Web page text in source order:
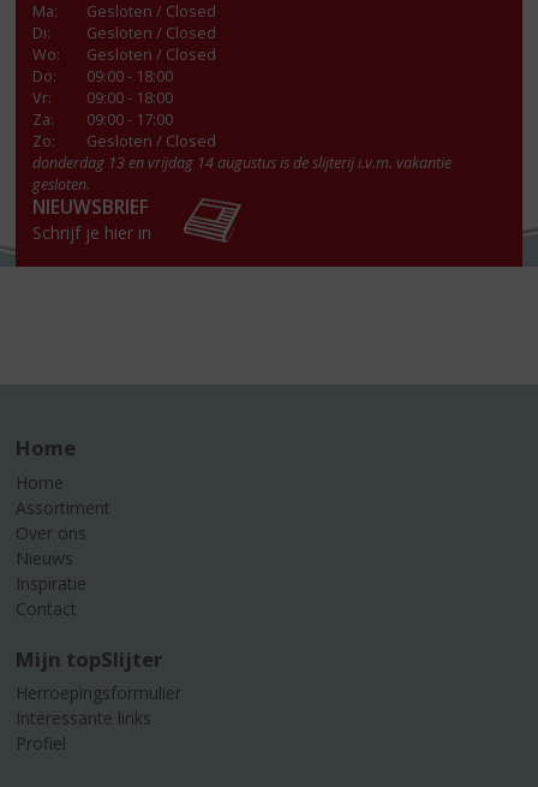
Ma:
Gesloten / Closed
Di:
Gesloten / Closed
Wo:
Gesloten / Closed
Do:
09:00 - 18:00
Vr:
09:00 - 18:00
Za:
09:00 - 17:00
Zo:
Gesloten / Closed
donderdag 13 en vrijdag 14 augustus is de slijterij i.v.m. vakantie
gesloten.
NIEUWSBRIEF
Schrijf je hier in
Home
Home
Assortiment
Over ons
Nieuws
Inspiratie
Contact
Mijn topSlijter
Herroepingsformulier
Interessante links
Profiel